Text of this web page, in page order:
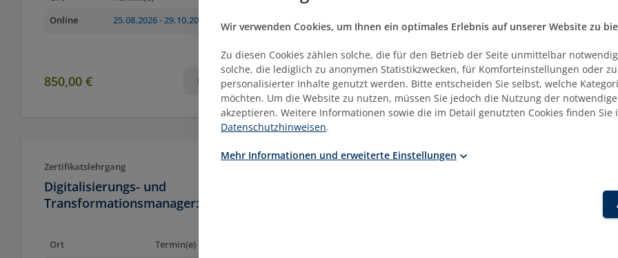
Online
25.08.2026- 29.10.2026
850,00 € Mehr erfahren 400,00 € Mehr erfahren
Zertifikatslehrgang
Digitalisierungs- und
Transformationsmanager:in
Ort
Termin(e)
Wir verwenden Cookies, um Ihnen ein optimales Erlebnis auf unserer Website zu
Zu diesen Cookies zählen solche, die für den Betrieb der Seite unmittelbar
solche, die lediglich zu anonymen Statistikzwecken, für Komforteinstellungen oder
personalisierter Inhalte genutzt werden. Bitte entscheiden Sie selbst, welche
möchten. Um die Website zu nutzen, müssen Sie jedoch die Nutzung der
akzeptieren. Weitere Informationen sowie die im Detail genutzten Cookies finden Sie
Datenschutzhinweisen.
Mehr Informationen und erweiterte Einstellungen